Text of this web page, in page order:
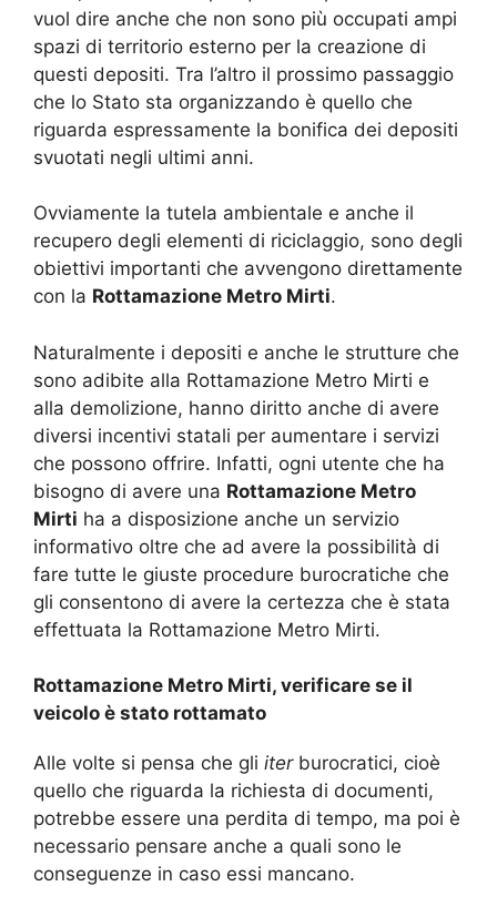
vuol dire anche che non sono più occupati ampi
spazi di territorio esterno per la creazione di
questi depositi. Tra l’altro il prossimo passaggio
che lo Stato sta organizzando è quello che
riguarda espressamente la bonifica dei depositi
svuotati negli ultimi anni.
Ovviamente la tutela ambientale e anche il
recupero degli elementi di riciclaggio, sono degli
obiettivi importanti che avvengono direttamente
con la Rottamazione Metro Mirti.
Naturalmente i depositi e anche le strutture che
sono adibite alla Rottamazione Metro Mirti e
alla demolizione, hanno diritto anche di avere
diversi incentivi statali per aumentare i servizi
che possono offrire. Infatti, ogni utente che ha
bisogno di avere una Rottamazione Metro
Mirti ha a disposizione anche un servizio
informativo oltre che ad avere la possibilità di
fare tutte le giuste procedure burocratiche che
gli consentono di avere la certezza che è stata
effettuata la Rottamazione Metro Mirti.
Rottamazione Metro Mirti, verificare se il
veicolo è stato rottamato
Alle volte si pensa che gli iterburocratici, cioè
quello che riguarda la richiesta di documenti,
potrebbe essere una perdita di tempo, ma poi è
necessario pensare anche a quali sono le
conseguenze in caso essi mancano.